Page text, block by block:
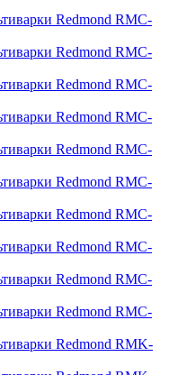
Redmond RMC-
Redmond RMC-
Redmond RMC-
Redmond RMC-
Redmond RMC-
Redmond RMC-
Redmond RMC-
Redmond RMC-
Redmond RMC-
Redmond RMC-
Redmond RMK-